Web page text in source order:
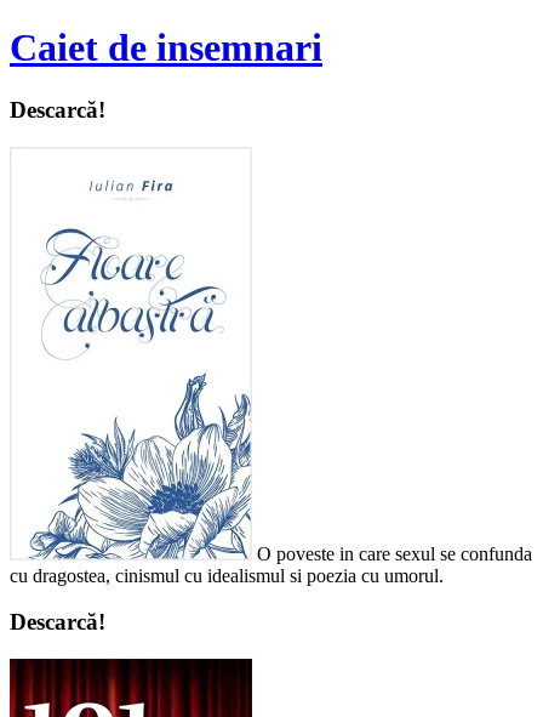
Caiet de insemnari
Descarcă!
O poveste in care sexul se confunda
cu dragostea, cinismul cu idealismul si poezia cu umorul.
Descarcă!